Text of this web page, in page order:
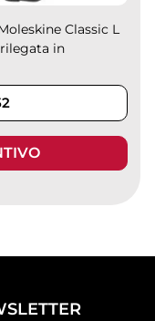
Classic L
rilegata in